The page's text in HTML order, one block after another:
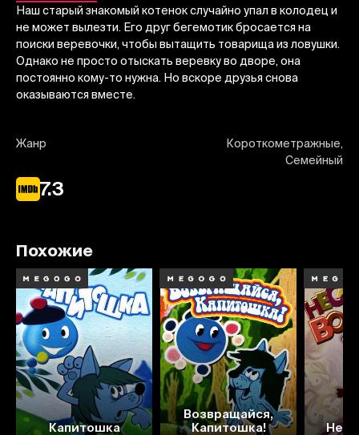
Наш старый знакомый котенок случайно упал в колодец и
не может вылезти. Его друг бегемотик бросается на
поиски веревочки, чтобы вытащить товарища из ловушки.
Однако не просто отыскать веревку во дворе, она
постоянно кому-то нужна. Но вскоре друзья снова
оказываются вместе.
Жанр
Короткометражные,
Семейный
7.3
Похожие
Капитошка
7.4
Возвращайся,
Капитошка!
7.1 7.0